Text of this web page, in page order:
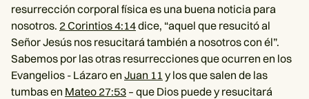
resurrección corporal física es una buena noticia para
nosotros. 2 Corintios 4:14dice, “aquel que resucitó al
Señor Jesús nos resucitará también a nosotros con él”.
Sabemos por las otras resurrecciones que ocurren en los
Evangelios - Lázaro en Juan 11 y los que salen de las
tumbas en Mateo 27:53 – que Dios puede y resucitará